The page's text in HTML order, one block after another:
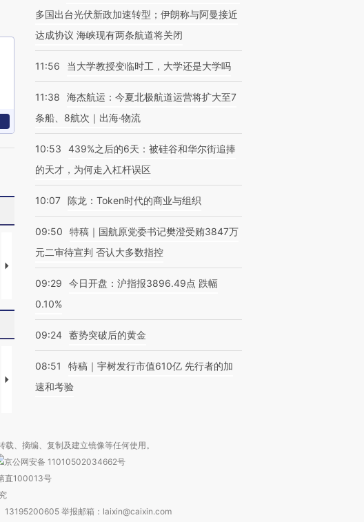
视线｜HYROX的吸金
术：是什么让中产们甘
马航飞行员跨国走私7万
粒摇头丸 尿检体内含3种
毒品
视线｜被称为“蟑螂”的印
【推广】走进第四届链博
会，让数智科技“链”接产
多国出台光伏新政加速转型；伊朗称与阿曼接近
达成协议 海峡现有两条航道将关闭
11:56 当大学教授变临时工，大学还是大学吗
11:38
海杰航运：今夏北极航道运营将扩大至7
条船、8航次｜出海·物流
10:53
439%之后的6天：被硅谷和华尔街追捧
的天才，为何走入杠杆误区
10:07 陈龙：Token时代的商业与组织
09:50
特稿｜国航原党委书记樊澄受贿3847万
元二审待宣判 否认大多数指控
09:29
今日开盘：沪指报3896.49点 跌幅
0.10%
09:24 蓄势突破后的黄金
08:51
特稿｜宇树发行市值610亿 先行者的加
速和考验
、摘编、复制及建立镜像等任何使用。
京公网安备 11010502034662号
直100013号
举报邮箱：laixin@caixin.com